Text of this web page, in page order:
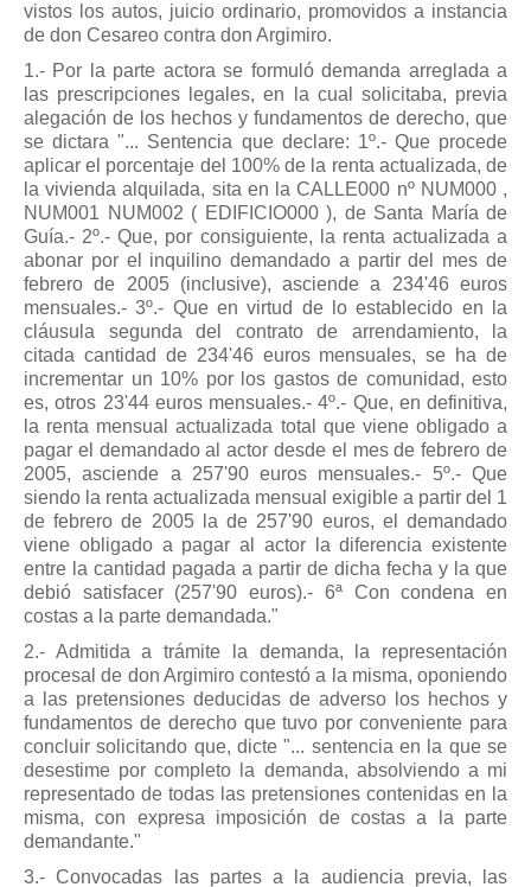
vistos los autos, juicio ordinario, promovidos a instancia
de don Cesareo contra don Argimiro.
1.- Por la parte actora se formuló demanda arreglada a
las prescripciones legales, en la cual solicitaba, previa
alegación de los hechos y fundamentos de derecho, que
se dictara "... Sentencia que declare: 1º.- Que procede
aplicar el porcentaje del 100% de la renta actualizada, de
la vivienda alquilada, sita en la CALLE000 nº NUM000 ,
NUM001 NUM002 ( EDIFICIO000 ), de Santa María de
Guía.- 2º.- Que, por consiguiente, la renta actualizada a
abonar por el inquilino demandado a partir del mes de
febrero de 2005 (inclusive), asciende a 234'46 euros
mensuales.- 3º.- Que en virtud de lo establecido en la
cláusula segunda del contrato de arrendamiento, la
citada cantidad de 234'46 euros mensuales, se ha de
incrementar un 10% por los gastos de comunidad, esto
es, otros 23'44 euros mensuales.- 4º.- Que, en definitiva,
la renta mensual actualizada total que viene obligado a
pagar el demandado al actor desde el mes de febrero de
2005, asciende a 257'90 euros mensuales.- 5º.- Que
siendo la renta actualizada mensual exigible a partir del 1
de febrero de 2005 la de 257'90 euros, el demandado
viene obligado a pagar al actor la diferencia existente
entre la cantidad pagada a partir de dicha fecha y la que
debió satisfacer (257'90 euros).- 6ª Con condena en
costas a la parte demandada."
2.- Admitida a trámite la demanda, la representación
procesal de don Argimiro contestó a la misma, oponiendo
a las pretensiones deducidas de adverso los hechos y
fundamentos de derecho que tuvo por conveniente para
concluir solicitando que, dicte "... sentencia en la que se
desestime por completo la demanda, absolviendo a mi
representado de todas las pretensiones contenidas en la
misma, con expresa imposición de costas a la parte
demandante."
3.- Convocadas las partes a la audiencia previa, las